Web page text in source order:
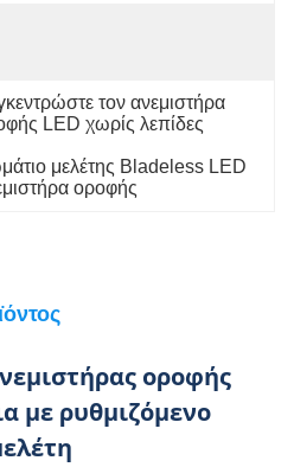
τον ανεμιστήρα
LED χωρίς λεπίδες
μελέτης Bladeless LED
οροφής
οροφής
με ρυθμιζόμενο